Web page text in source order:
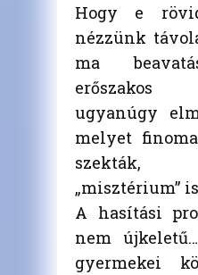
Hogy e
nézzünk
ma
erőszakos
ugyanúgy
melyet
szekták,
„misztérium”
A hasítási
nem
gyermekei